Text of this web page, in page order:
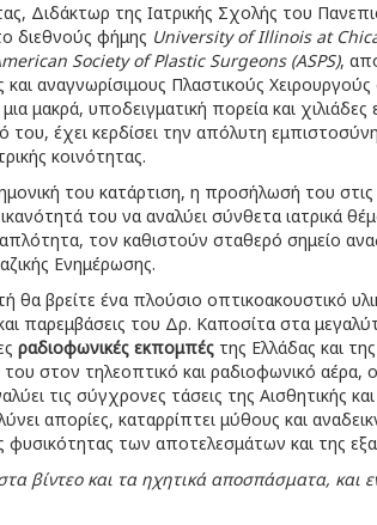
Διδάκτωρ της Ιατρικής Σχολής του
διεθνούς φήμης University of Illinois at
Society of Plastic Surgeons (ASPS),
και αναγνωρίσιμους Πλαστικούς
μακρά, υποδειγματική πορεία και
του, έχει κερδίσει την απόλυτη
κοινότητας.
του κατάρτιση, η προσήλωσή του στις
ικανότητά του να αναλύει σύνθετα ιατρικά
απλότητα, τον καθιστούν σταθερό σημείο
Ενημέρωσης.
θα βρείτε ένα πλούσιο οπτικοακουστικό
παρεμβάσεις του Δρ. Καποσίτα στα
ραδιοφωνικές εκπομπές της Ελλάδας και
στον τηλεοπτικό και ραδιοφωνικό αέρα,
τις σύγχρονες τάσεις της Αισθητικής
απορίες, καταρρίπτει μύθους και
φυσικότητας των αποτελεσμάτων και της
βίντεο και τα ηχητικά αποσπάσματα, και